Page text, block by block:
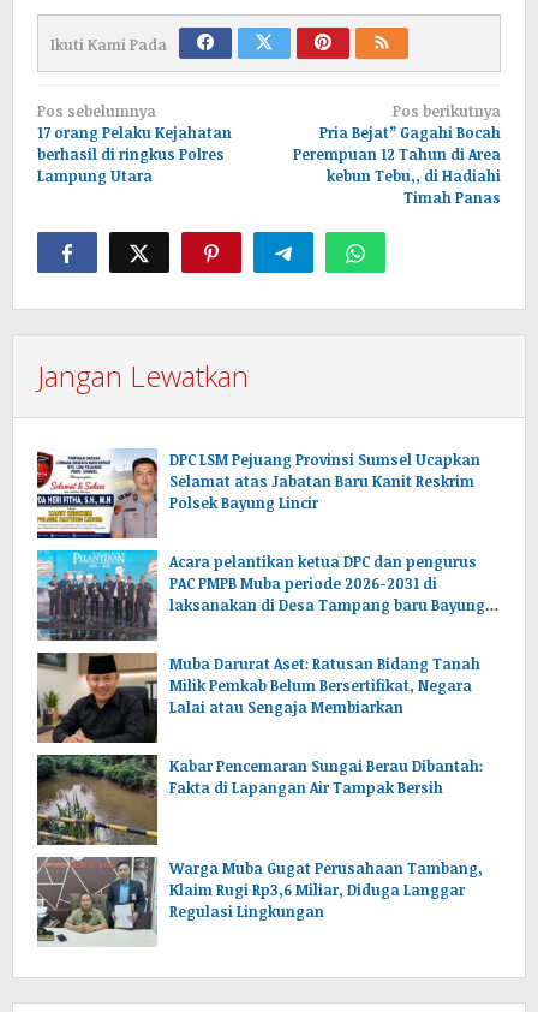
Ikuti Kami Pada
Navigasi
pos
Pos sebelumnya
17 orang Pelaku Kejahatan
berhasil di ringkus Polres
Lampung Utara
Pos berikutnya
Pria Bejat” Gagahi Bocah
Perempuan 12 Tahun di Area
kebun Tebu,, di Hadiahi
Timah Panas
Jangan Lewatkan
DPC LSM Pejuang Provinsi Sumsel Ucapkan
Selamat atas Jabatan Baru Kanit Reskrim
Polsek Bayung Lincir
Acara pelantikan ketua DPC dan pengurus
PAC PMPB Muba periode 2026-2031 di
laksanakan di Desa Tampang baru Bayung
Muba Darurat Aset: Ratusan Bidang Tanah
Milik Pemkab Belum Bersertifikat, Negara
Lalai atau Sengaja Membiarkan
Kabar Pencemaran Sungai Berau Dibantah:
Fakta di Lapangan Air Tampak Bersih
Warga Muba Gugat Perusahaan Tambang,
Klaim Rugi Rp3,6 Miliar, Diduga Langgar
Regulasi Lingkungan